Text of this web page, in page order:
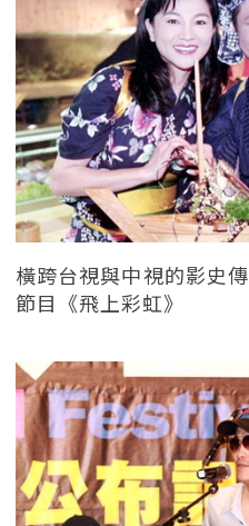
橫跨台視與中視的影史
節目《飛上彩虹》